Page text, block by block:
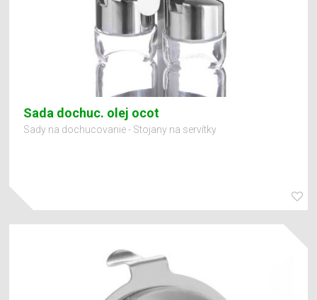
Sada dochuc. olej ocot
Sady na dochucovanie - Stojany na servítky